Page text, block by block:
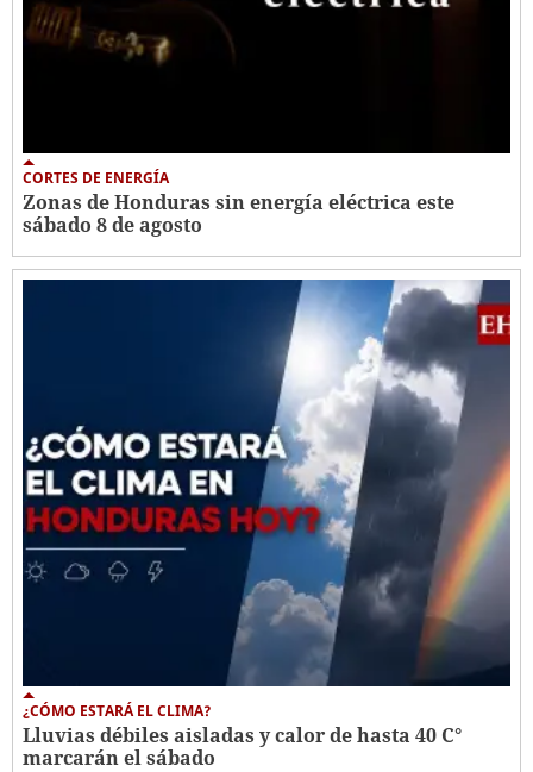
CORTES DE ENERGÍA
Zonas de Honduras sin energía eléctrica este
sábado 8 de agosto
¿CÓMO ESTARÁ EL CLIMA?
Lluvias débiles aisladas y calor de hasta 40 C°
marcarán el sábado